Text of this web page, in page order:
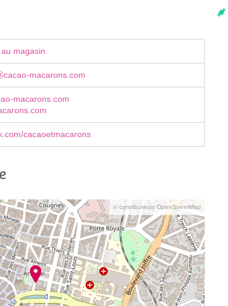
magasin
macarons.com
macarons.com
cacaoetmacarons
© contributeurs OpenStreetMap